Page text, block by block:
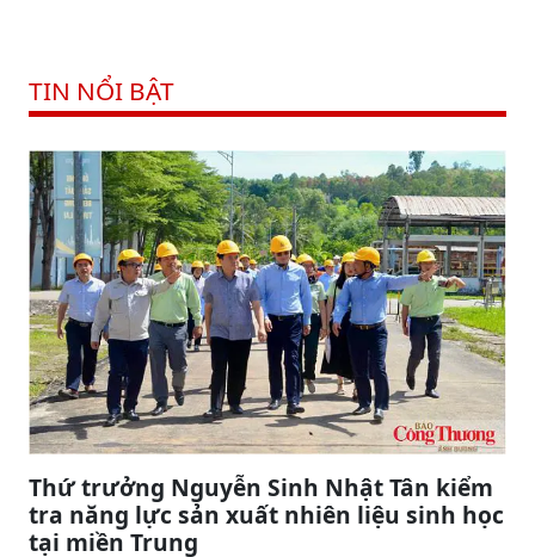
TIN NỔI BẬT
Thứ trưởng Nguyễn Sinh Nhật Tân kiểm
tra năng lực sản xuất nhiên liệu sinh học
tại miền Trung